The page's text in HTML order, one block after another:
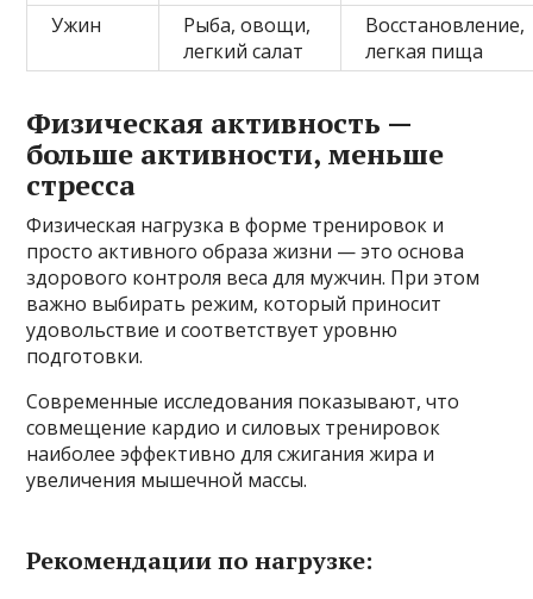
Ужин
Рыба, овощи,
легкий салат
Восстановление,
легкая пища
Физическая активность —
больше активности, меньше
стресса
Физическая нагрузка в форме тренировок и
просто активного образа жизни — это основа
здорового контроля веса для мужчин. При этом
важно выбирать режим, который приносит
удовольствие и соответствует уровню
подготовки.
Современные исследования показывают, что
совмещение кардио и силовых тренировок
наиболее эффективно для сжигания жира и
увеличения мышечной массы.
Рекомендации по нагрузке: